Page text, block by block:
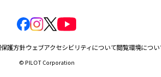
護方針ウェブアクセシビリティについて閲覧環境につい
© PILOT Corporation